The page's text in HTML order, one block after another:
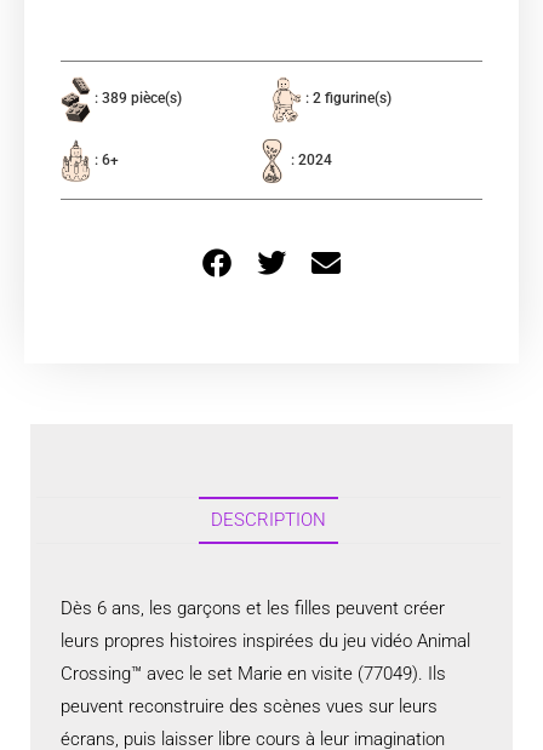
: 389 pièce(s) : 2 figurine(s)
: 6+ : 2024
DESCRIPTION
Dès 6 ans, les garçons et les filles peuvent créer
leurs propres histoires inspirées du jeu vidéo Animal
Crossing™ avec le set Marie en visite (77049). Ils
peuvent reconstruire des scènes vues sur leurs
écrans, puis laisser libre cours à leur imagination